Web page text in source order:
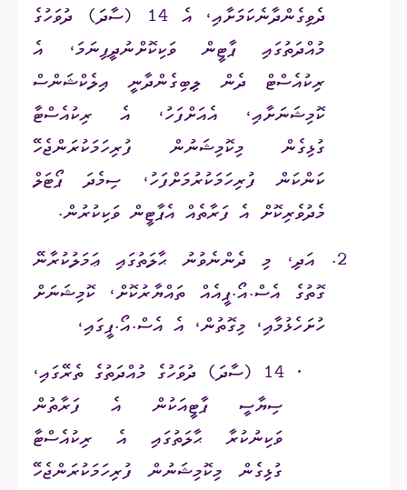
ދެވިގެންދާނެކަމަށާއި، އެ 14 (ސާދަ) ދުވަހުގެ
މުއްދަތުގައި ޕާޓީން ވަކިކޮށްނުދީފިނަމަ، އެ
ރިކުއެސްޓް ދެން ލިބިގެންދާނީ އިލެކްޝަންސް
ކޮމިޝަނަށާއި، އެއަށްފަހު، އެ ރިކުއެސްޓާ
ގުޅިގެން މިކޮމިޝަނުން ފުރިހަމަކުރަންޖެހޭ
ކަންކަން ފުރިހަމަކުރުމަށްފަހު، ސިމެދަ ޕޯޓަލް
މެދުވެރިކޮށް އެ ފަރާތެއް އެޕާޓީން ވަކިކުރުން.
2.
އަދި، މި ދެންނެވުނު ޙާލަތުގައި ޢަމަލުކުރާނޭ
ގޮތުގެ އެސް.އޯ.ޕީއެއް ތައްޔާރުކޮށް، ކޮމިޝަނަށް
ހުށަހެޅުމާއި، މިގޮތުން، އެ އެސް.އޯ.ޕީގައި،
·
14 (ސާދަ) ދުވަހުގެ މުއްދަތުގެ ތެރޭގައި،
ސިޔާސީ ޕާޓީއަކުން އެ ފަރާތުން
ވަކިނުކުރާ ޙާލަތުގައި އެ ރިކުއެސްޓާ
ގުޅިގެން މިކޮމިޝަނުން ފުރިހަމަކުރަންޖެހޭ